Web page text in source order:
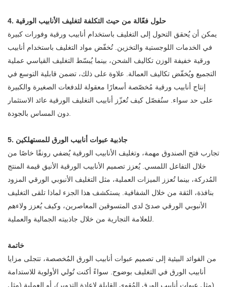
4. حلول فعّالة من حيث التكلفة لتغليف الأنابيب الورقية
يمكن أن يُحقق التحول إلى التغليف باستخدام أنابيب ورقية وفورات كبيرة
في الخدمات اللوجستية والتخزين. تُخفّض مواد التغليف باستخدام أنابيب
ورقية خفيفة الوزن تكاليف الشحن، بينما يُبسّط التغليف القياسي عملية
التجميع ويُخفّض تكاليف العمالة. علاوة على ذلك، تضمن قابلية التوسع في
إنتاج أنابيب ورقية مُخصّصة أسعارًا معقولة للدفعات الصغيرة والكبيرة
على حد سواء. سنُفصّل كيف تُعزّز أنابيب التغليف الورقية عائد الاستثمار
دون المساس بالجودة.
5. جاذبية عبوات أنابيب الورق للمستهلكين
تجارب فتح الصندوق مهمة، وتغليف الأنابيب الورقية يُضفي رونقًا خاصًا من
خلال التفاعل اللمسي. يُعزز تصميم الأنابيب الورقية الأنيق قيمة المنتج
المُدركة، بينما تُعزز الميزات العملية، مثل التغليف الأنبوبي الورقي المزود
بنافذة، الثقة من خلال الشفافية. يستكشف هذا الجزء لماذا تلقى التغليف
الأنبوبي الورقي صدىً لدى المتسوقين المعاصرين، وكيف يُعزز ولاءهم
للعلامة التجارية من خلال جاذبيته الجمالية والعملية.
خاتمة
من الفوائد البيئية إلى تصميم عبوات أنابيب الورق المُخصصة، تتجلى مزايا
أنابيب الورق في التغليف بوضوح. سواءً أكنت تُولي الأولوية للاستدامة
(مثل عبوات أنابيب الورق المُقوى القابلة لإعادة التدوير)، أو العملية (مثل